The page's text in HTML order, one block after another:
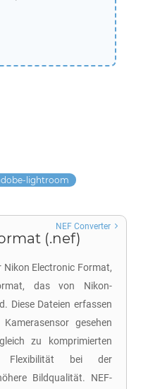
lightroom
(.nef)
Nikon Electronic Format,
das von Nikon-
Diese Dateien erfassen
gesehen
zu komprimierten
Flexibilität bei der
Bildqualität. NEF-
NEF Converter